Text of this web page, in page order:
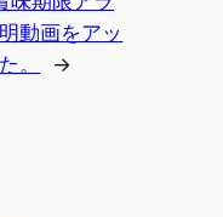
動画をアッ
。
→